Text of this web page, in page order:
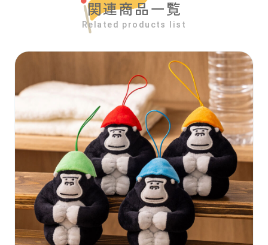
関連商品一覧
Related products list